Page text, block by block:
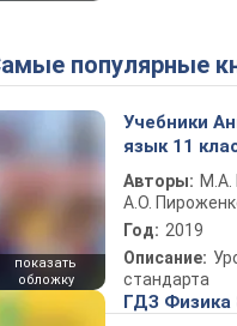
Самые популярные
показать
обложку
Учебники
язык 11
Авторы: М.А.
А.О.
Год: 2019
Описание:
стандарта
ГДЗ Физика